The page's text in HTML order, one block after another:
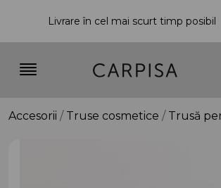
Livrare în cel mai scurt timp posibil
Accesorii Truse cosmetice Trusă